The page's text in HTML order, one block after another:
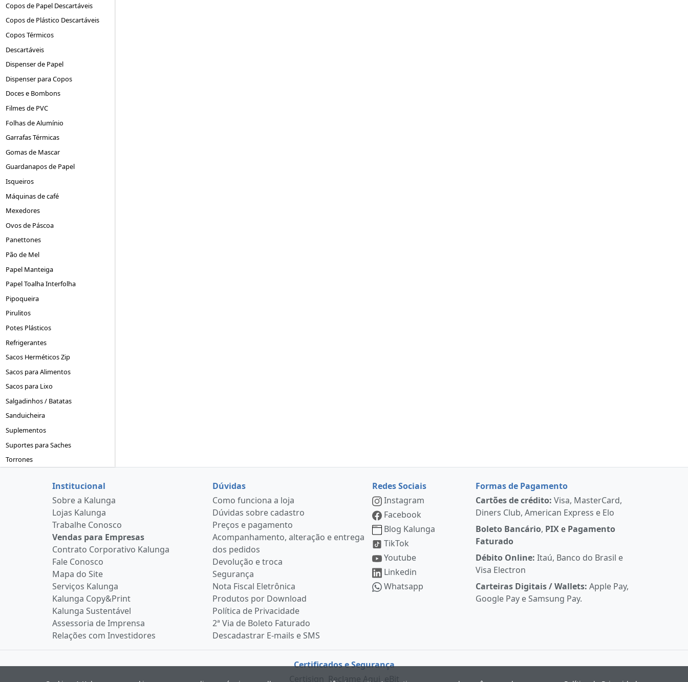
Copos de Papel Descartáveis
Copos de Plástico Descartáveis
Copos Térmicos
Descartáveis
Dispenser de Papel
Dispenser para Copos
Doces e Bombons
Filmes de PVC
Folhas de Alumínio
Garrafas Térmicas
Gomas de Mascar
Guardanapos de Papel
Isqueiros
Máquinas de café
Mexedores
Ovos de Páscoa
Panettones
Pão de Mel
Papel Manteiga
Papel Toalha Interfolha
Pipoqueira
Pirulitos
Potes Plásticos
Refrigerantes
Sacos Herméticos Zip
Sacos para Alimentos
Sacos para Lixo
Salgadinhos / Batatas
Sanduicheira
Suplementos
Suportes para Saches
Torrones
Institucional
Sobre a Kalunga
Lojas Kalunga
Trabalhe Conosco
Vendas para Empresas
Contrato Corporativo Kalunga
Fale Conosco
Mapa do Site
Serviços Kalunga
Kalunga Copy&Print
Kalunga Sustentável
Assessoria de Imprensa
Relações com Investidores
Dúvidas
Como funciona a loja
Dúvidas sobre cadastro
Preços e pagamento
Acompanhamento, alteração e entrega
dos pedidos
Devolução e troca
Segurança
Nota Fiscal Eletrônica
Produtos por Download
Política de Privacidade
2ª Via de Boleto Faturado
Descadastrar E-mails e SMS
Redes Sociais
Instagram
Facebook
Blog Kalunga
TikTok
Youtube
Linkedin
Whatsapp
Formas de Pagamento
Cartões de crédito: Visa, MasterCard,
Diners Club, American Express e Elo
Boleto Bancário, PIX e Pagamento
Faturado
Débito Online: Itaú, Banco do Brasil e
Visa Electron
Carteiras Digitais / Wallets:Apple Pay,
Google Pay e Samsung Pay.
Certificados e Segurança
Certisign Reclame Aqui eBit